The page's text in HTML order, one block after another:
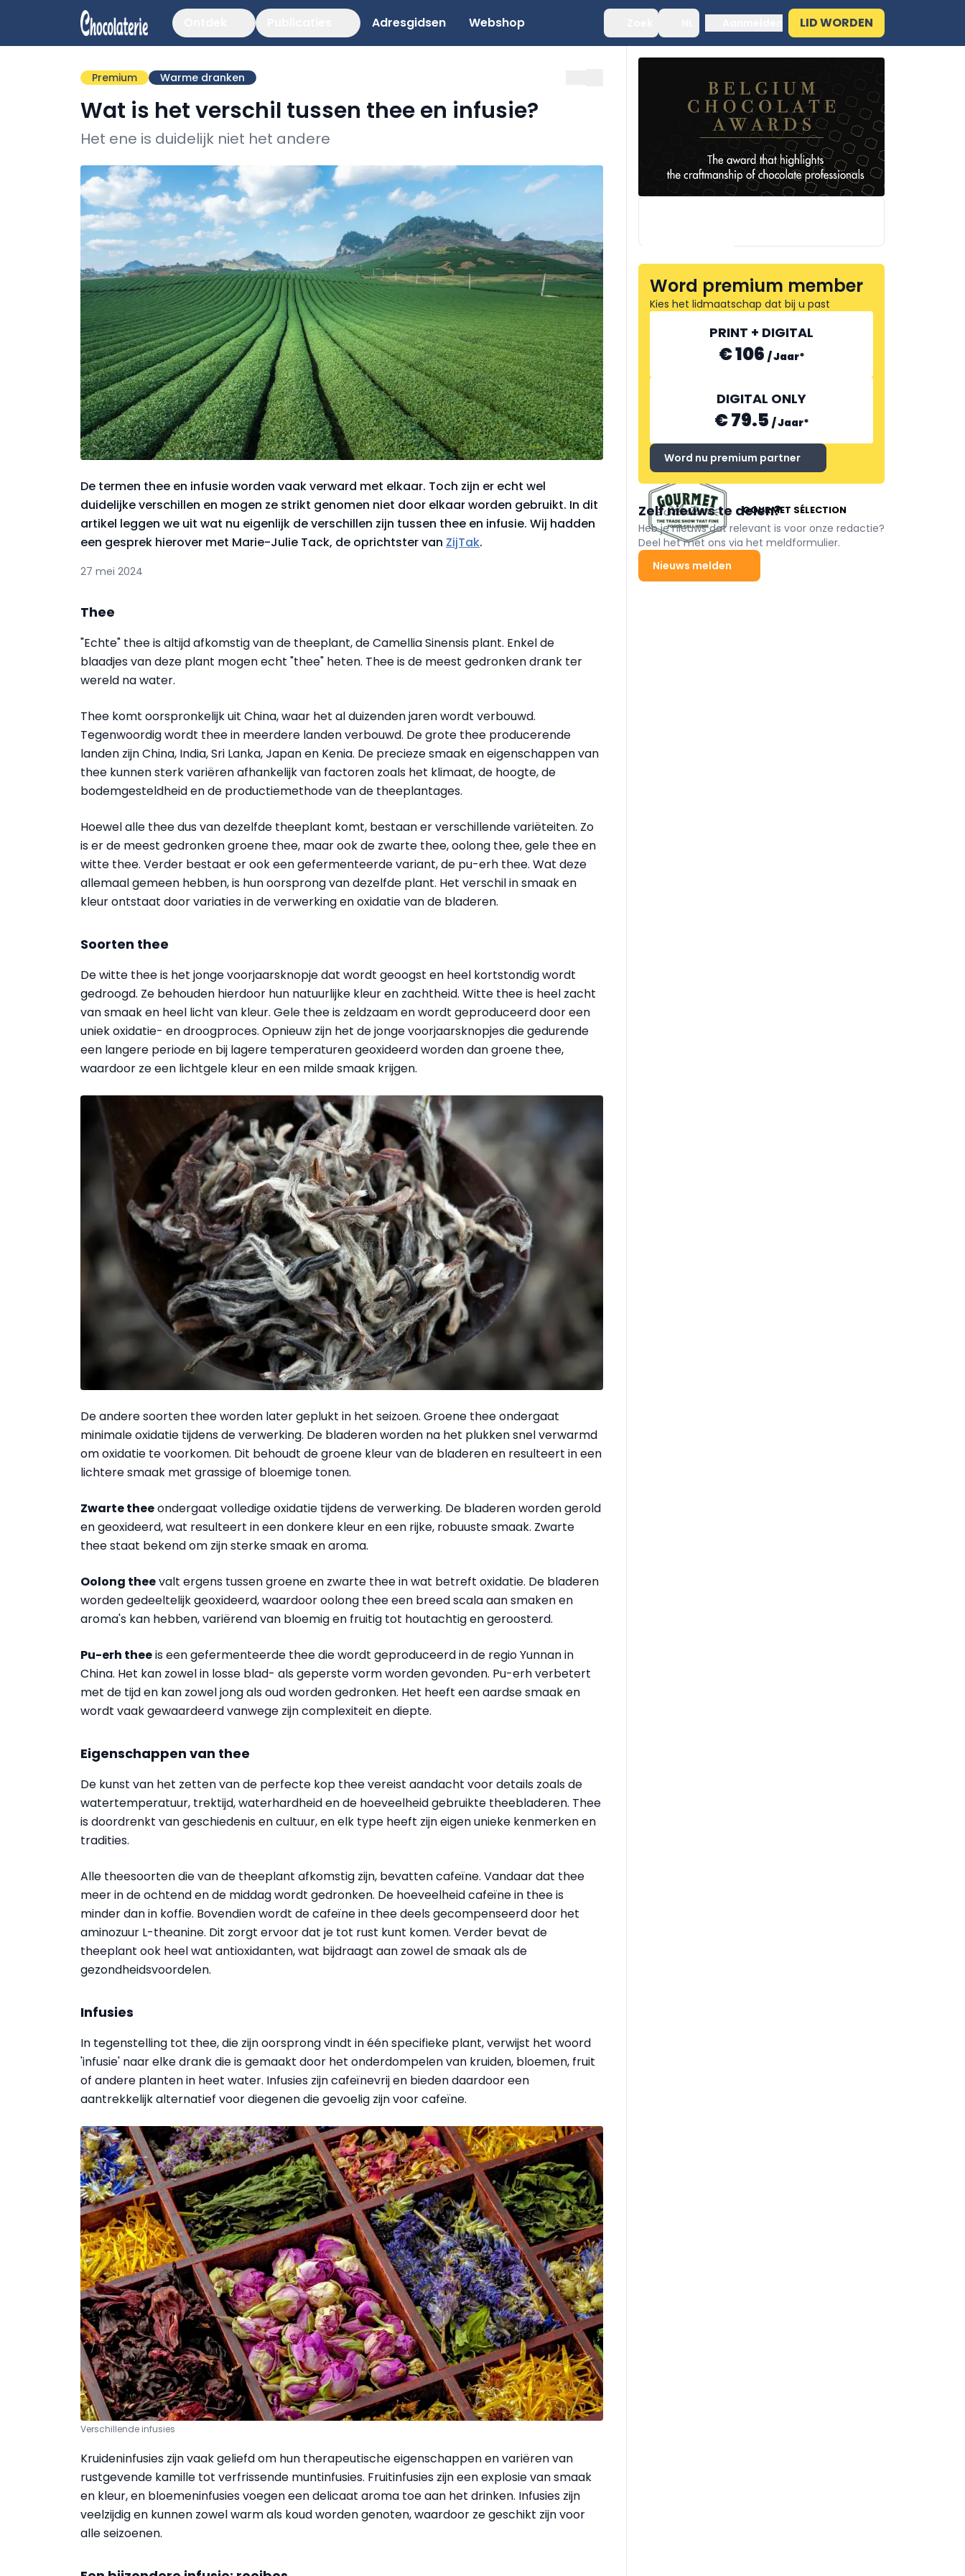
Adresgidsen Webshop LID WORDEN
Premium Warme dranken
Wat is het verschil tussen thee en infusie?
Het ene is duidelijk niet het andere
De termen thee en infusie worden vaak verward met elkaar. Toch zijn er echt wel
duidelijke verschillen en mogen ze strikt genomen niet door elkaar worden gebruikt. In dit
artikel leggen we uit wat nu eigenlijk de verschillen zijn tussen thee en infusie. Wij hadden
een gesprek hierover met Marie-Julie Tack, de oprichtster van ZijTak.
27 mei 2024
Thee
"Echte" thee is altijd afkomstig van de theeplant, de Camellia Sinensis plant. Enkel de
blaadjes van deze plant mogen echt "thee" heten. Thee is de meest gedronken drank ter
wereld na water.
Thee komt oorspronkelijk uit China, waar het al duizenden jaren wordt verbouwd.
Tegenwoordig wordt thee in meerdere landen verbouwd. De grote thee producerende
landen zijn China, India, Sri Lanka, Japan en Kenia. De precieze smaak en eigenschappen van
thee kunnen sterk variëren afhankelijk van factoren zoals het klimaat, de hoogte, de
bodemgesteldheid en de productiemethode van de theeplantages.
Hoewel alle thee dus van dezelfde theeplant komt, bestaan er verschillende variëteiten. Zo
is er de meest gedronken groene thee, maar ook de zwarte thee, oolong thee, gele thee en
witte thee. Verder bestaat er ook een gefermenteerde variant, de pu-erh thee. Wat deze
allemaal gemeen hebben, is hun oorsprong van dezelfde plant. Het verschil in smaak en
kleur ontstaat door variaties in de verwerking en oxidatie van de bladeren.
Soorten thee
De witte thee is het jonge voorjaarsknopje dat wordt geoogst en heel kortstondig wordt
gedroogd. Ze behouden hierdoor hun natuurlijke kleur en zachtheid. Witte thee is heel zacht
van smaak en heel licht van kleur. Gele thee is zeldzaam en wordt geproduceerd door een
uniek oxidatie- en droogproces. Opnieuw zijn het de jonge voorjaarsknopjes die gedurende
een langere periode en bij lagere temperaturen geoxideerd worden dan groene thee,
waardoor ze een lichtgele kleur en een milde smaak krijgen.
De andere soorten thee worden later geplukt in het seizoen. Groene thee ondergaat
minimale oxidatie tijdens de verwerking. De bladeren worden na het plukken snel verwarmd
om oxidatie te voorkomen. Dit behoudt de groene kleur van de bladeren en resulteert in een
lichtere smaak met grassige of bloemige tonen.
Zwarte theeondergaat volledige oxidatie tijdens de verwerking. De bladeren worden gerold
en geoxideerd, wat resulteert in een donkere kleur en een rijke, robuuste smaak. Zwarte
thee staat bekend om zijn sterke smaak en aroma.
Oolong theevalt ergens tussen groene en zwarte thee in wat betreft oxidatie. De bladeren
worden gedeeltelijk geoxideerd, waardoor oolong thee een breed scala aan smaken en
aroma's kan hebben, variërend van bloemig en fruitig tot houtachtig en geroosterd.
Pu-erh theeis een gefermenteerde thee die wordt geproduceerd in de regio Yunnan in
China. Het kan zowel in losse blad- als geperste vorm worden gevonden. Pu-erh verbetert
met de tijd en kan zowel jong als oud worden gedronken. Het heeft een aardse smaak en
wordt vaak gewaardeerd vanwege zijn complexiteit en diepte.
Eigenschappen van thee
De kunst van het zetten van de perfecte kop thee vereist aandacht voor details zoals de
watertemperatuur, trektijd, waterhardheid en de hoeveelheid gebruikte theebladeren. Thee
is doordrenkt van geschiedenis en cultuur, en elk type heeft zijn eigen unieke kenmerken en
tradities.
Alle theesoorten die van de theeplant afkomstig zijn, bevatten cafeïne. Vandaar dat thee
meer in de ochtend en de middag wordt gedronken. De hoeveelheid cafeïne in thee is
minder dan in koffie. Bovendien wordt de cafeïne in thee deels gecompenseerd door het
aminozuur L-theanine. Dit zorgt ervoor dat je tot rust kunt komen. Verder bevat de
theeplant ook heel wat antioxidanten, wat bijdraagt aan zowel de smaak als de
gezondheidsvoordelen.
Infusies
In tegenstelling tot thee, die zijn oorsprong vindt in één specifieke plant, verwijst het woord
'infusie' naar elke drank die is gemaakt door het onderdompelen van kruiden, bloemen, fruit
of andere planten in heet water. Infusies zijn cafeïnevrij en bieden daardoor een
aantrekkelijk alternatief voor diegenen die gevoelig zijn voor cafeïne.
Verschillende infusies
Kruideninfusies zijn vaak geliefd om hun therapeutische eigenschappen en variëren van
rustgevende kamille tot verfrissende muntinfusies. Fruitinfusies zijn een explosie van smaak
en kleur, en bloemeninfusies voegen een delicaat aroma toe aan het drinken. Infusies zijn
veelzijdig en kunnen zowel warm als koud worden genoten, waardoor ze geschikt zijn voor
alle seizoenen.
GOURMET SÉLECTION
Word premium member
Kies het lidmaatschap dat bij u past
PRINT + DIGITAL
€ 106 /Jaar*
DIGITAL ONLY
€ 79.5 /Jaar*
Word nu premium partner
Zelf nieuws te delen?
Heb je nieuws dat relevant is voor onze redactie?
Deel het met ons via het meldformulier.
Nieuws melden